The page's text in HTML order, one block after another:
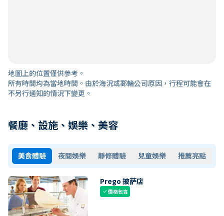
地圖上的位置僅供參考。
所有時間均為當地時間。由於海況或郵輪公司原因，行程可能會在
不另行通知的情況下變更。
餐廳、設施、娛樂、美容
美食體驗 夜間娛樂 靜修體驗 兒童娛樂 推薦亮點
Prego 披萨店
check價格包含